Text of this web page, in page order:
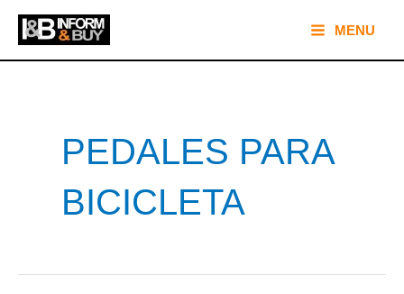
contenido
Main
Menu
MENU
PEDALES PARA
BICICLETA